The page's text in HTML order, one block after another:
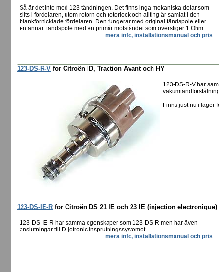
Så är det inte med 123 tändningen. Det finns inga mekaniska delar som
slits i fördelaren, utom rotorn och rotorlock och allting är samlat i den
blankförnicklade fördelaren. Den fungerar med original tändspole eller
en annan tändspole med en primär motståndet som överstiger 1 Ohm.
mera info, installationsmanual och pris
123-DS-R-V for Citroën ID, Traction Avant och HY
123-DS-R-V har
Finns just nu i lager
123-DS-IE-R for Citroën DS 21 IE och 23 IE (injection electronique)
123-DS-IE-R har samma egenskaper som 123-DS-R men har även
anslutningar till D-jetronic insprutningssystemet.
mera info, installationsmanual och pris